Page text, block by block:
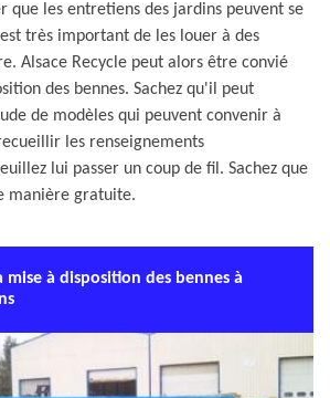
que les entretiens des jardins peuvent se
très important de les louer à des
Alsace Recycle peut alors être convié
des bennes. Sachez qu'il peut
de modèles qui peuvent convenir à
les renseignements
lui passer un coup de fil. Sachez que
manière gratuite.
mise à disposition des bennes à